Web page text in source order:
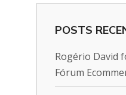
POSTS
Rogério David
Fórum